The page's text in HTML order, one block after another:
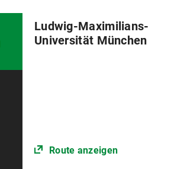
Ludwig-Maximilians-
Universität München
Route anzeigen